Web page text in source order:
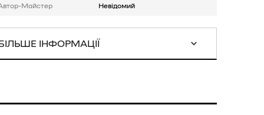
Майстер Невідомий
ІНФОРМАЦІЇ